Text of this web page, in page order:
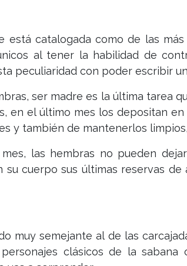
está catalogada como de las
al tener la habilidad de
peculiaridad con poder escribir
ser madre es la última tarea
en el último mes los depositan
y también de mantenerlos
las hembras no pueden
su cuerpo sus últimas reservas
muy semejante al de las
clásicos de la